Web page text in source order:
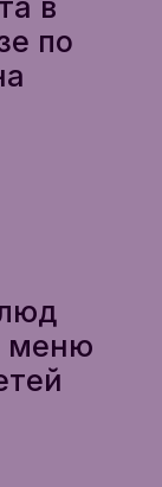
в
по
меню